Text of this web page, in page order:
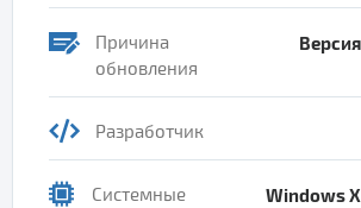
Причина
обновления
Разработчик
Системные
Windows